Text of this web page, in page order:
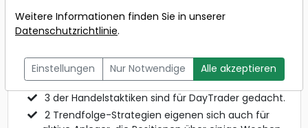
Strategien eignen sich auch für berufstätige
Trader.
3 der Handelstaktiken sind für DayTrader gedacht.
2 Trendfolge-Strategien eigenen sich auch für
Weitere Informationen finden Sie in unserer
Datenschutzrichtlinie.
Einstellungen Nur Notwendige Alle akzeptieren